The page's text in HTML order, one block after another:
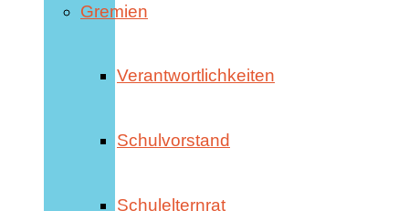
Gremien
Verantwortlichkeiten
Schulvorstand
Schulelternrat